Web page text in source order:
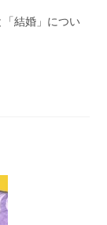
結婚」につい